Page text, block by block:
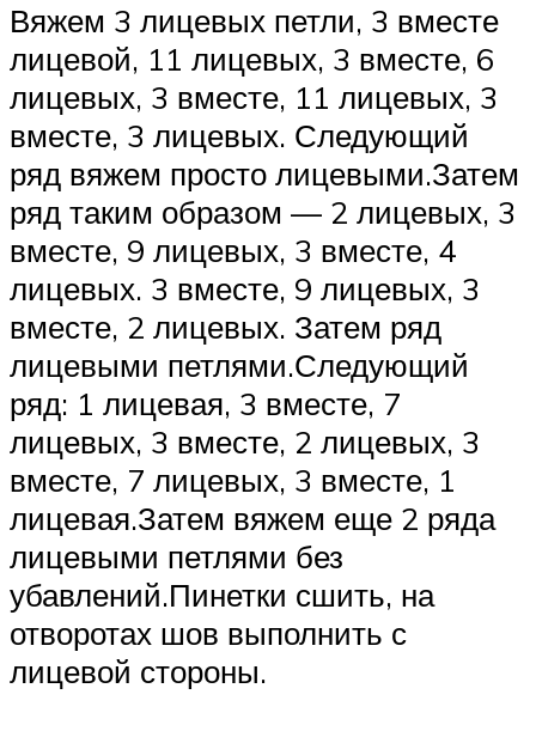
Вяжем 3 лицевых петли, 3 вместе
лицевой, 11 лицевых, 3 вместе, 6
лицевых, 3 вместе, 11 лицевых, 3
вместе, 3 лицевых. Следующий
ряд вяжем просто лицевыми.Затем
ряд таким образом — 2 лицевых, 3
вместе, 9 лицевых, 3 вместе, 4
лицевых. 3 вместе, 9 лицевых, 3
вместе, 2 лицевых. Затем ряд
лицевыми петлями.Следующий
ряд: 1 лицевая, 3 вместе, 7
лицевых, 3 вместе, 2 лицевых, 3
вместе, 7 лицевых, 3 вместе, 1
лицевая.Затем вяжем еще 2 ряда
лицевыми петлями без
убавлений.Пинетки сшить, на
отворотах шов выполнить с
лицевой стороны.